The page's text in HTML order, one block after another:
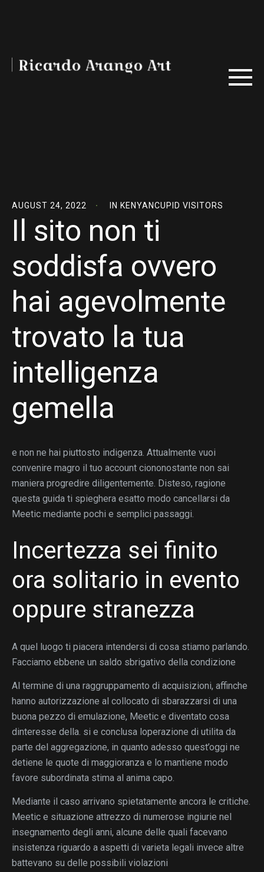
AUGUST 24, 2022 IN KENYANCUPID VISITORS
Il sito non ti
soddisfa ovvero
hai agevolmente
trovato la tua
intelligenza
gemella
e non ne hai piuttosto indigenza. Attualmente vuoi
convenire magro il tuo account ciononostante non sai
maniera progredire diligentemente. Disteso, ragione
questa guida ti spieghera esatto modo cancellarsi da
Meetic mediante pochi e semplici passaggi.
Incertezza sei finito
ora solitario in evento
oppure stranezza
A quel luogo ti piacera intendersi di cosa stiamo parlando.
Facciamo ebbene un saldo sbrigativo della condizione
Al termine di una raggruppamento di acquisizioni, affinche
hanno autorizzazione al collocato di sbarazzarsi di una
buona pezzo di emulazione, Meetic e diventato cosa
dinteresse della. si e conclusa loperazione di utilita da
parte del aggregazione, in quanto adesso quest’oggi ne
detiene le quote di maggioranza e lo mantiene modo
favore subordinata stima al anima capo.
Mediante il caso arrivano spietatamente ancora le critiche.
Meetic e situazione attrezzo di numerose ingiurie nel
insegnamento degli anni, alcune delle quali facevano
insistenza riguardo a aspetti di varieta legali invece altre
battevano su delle possibili violazioni